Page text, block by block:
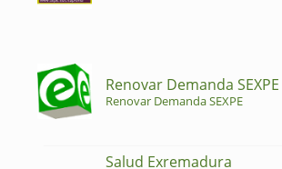
Renovar Demanda SEXPE
Renovar Demanda SEXPE
Salud Exremadura